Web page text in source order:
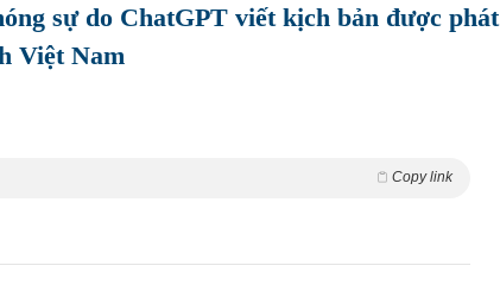
sự do ChatGPT viết kịch bản được phát
Việt Nam
Copy link